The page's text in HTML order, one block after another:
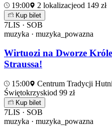
19:00 2 lokalizacjeod 149 zł
Kup bilet
7LIS · SOB
muzyka · muzyka_powazna
Wirtuozi na Dworze
Straussa!
15:00
Centrum Tradycji
Świętokrzyskiod 99 zł
Kup bilet
7LIS · SOB
muzyka · muzyka_powazna